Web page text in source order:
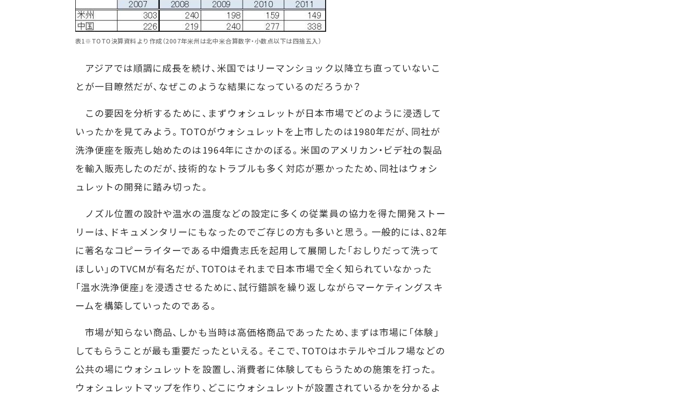
表1※TOTO決算資料より作成（2007年米州は北中米合算数字・小数点以下は四捨五入）
アジアでは順調に成長を続け、米国ではリーマンショック以降立ち直っていないこ
とが一目瞭然だが、なぜこのような結果になっているのだろうか？
この要因を分析するために、まずウォシュレットが日本市場でどのように浸透して
いったかを見てみよう。TOTOがウォシュレットを上市したのは1980年だが、同社が
洗浄便座を販売し始めたのは1964年にさかのぼる。米国のアメリカン・ビデ社の製品
を輸入販売したのだが、技術的なトラブルも多く対応が悪かったため、同社はウォシ
ュレットの開発に踏み切った。
ノズル位置の設計や温水の温度などの設定に多くの従業員の協力を得た開発ストー
リーは、ドキュメンタリーにもなったのでご存じの方も多いと思う。一般的には、82年
に著名なコピーライターである中畑貴志氏を起用して展開した「おしりだって洗って
ほしい」のTVCMが有名だが、TOTOはそれまで日本市場で全く知られていなかった
「温水洗浄便座」を浸透させるために、試行錯誤を繰り返しながらマーケティングスキ
ームを構築していったのである。
市場が知らない商品、しかも当時は高価格商品であったため、まずは市場に「体験」
してもらうことが最も重要だったといえる。そこで、TOTOはホテルやゴルフ場などの
公共の場にウォシュレットを設置し、消費者に体験してもらうための施策を打った。
ウォシュレットマップを作り、どこにウォシュレットが設置されているかを分かるよ